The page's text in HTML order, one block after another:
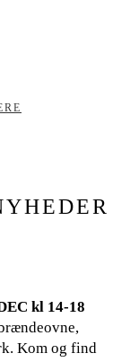
kl 14-18
Kom og find